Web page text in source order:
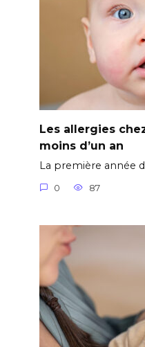
Les allergies
moins d’un an
La première année
0 87